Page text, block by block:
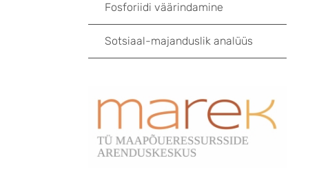
Fosforiidi väärindamine
Sotsiaal-majanduslik analüüs